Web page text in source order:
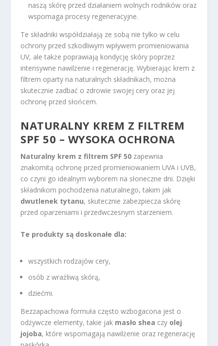
naszą skórę przed działaniem wolnych rodników oraz
wspomaga procesy regeneracyjne.
Te składniki współdziałają ze sobą nie tylko w celu
ochrony przed szkodliwym wpływem promieniowania
UV, ale także poprawiają kondycję skóry poprzez
intensywne nawilżenie i regenerację. Wybierając krem z
filtrem oparty na naturalnych składnikach, można
skutecznie zadbać o zdrowie swojej cery oraz jej
ochronę przed słońcem.
NATURALNY KREM Z FILTREM
SPF 50 – WYSOKA OCHRONA
Naturalny krem z filtrem SPF 50 zapewnia
znakomitą ochronę przed promieniowaniem UVA i UVB,
co czyni go idealnym wyborem na słoneczne dni. Dzięki
składnikom pochodzenia naturalnego, takim jak
dwutlenek tytanu, skutecznie zabezpiecza skórę
przed oparzeniami i przedwczesnym starzeniem.
Te produkty są doskonałe dla:
wszystkich rodzajów cery,
osób z wrażliwą skórą,
dziećmi.
Bezzapachowa formuła często wzbogacona jest o
odżywcze elementy, takie jak masło shea czy olej
jojoba, które wspomagają nawilżenie oraz regenerację